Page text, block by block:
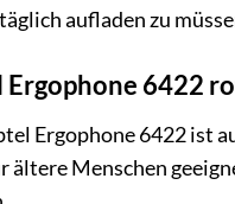
aufladen zu
Ergophone 6422
Ergophone 6422 ist
ältere Menschen